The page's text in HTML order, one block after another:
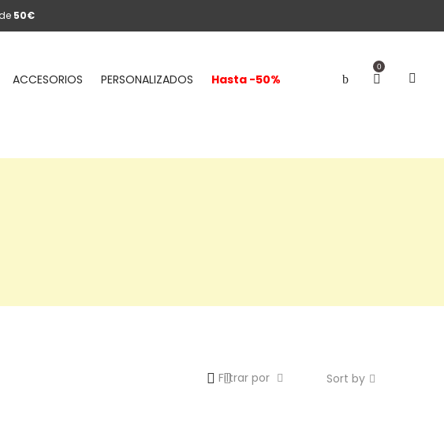
50€
0
ACCESORIOS PERSONALIZADOS
Hasta -50%
Sort by
Filtrar por